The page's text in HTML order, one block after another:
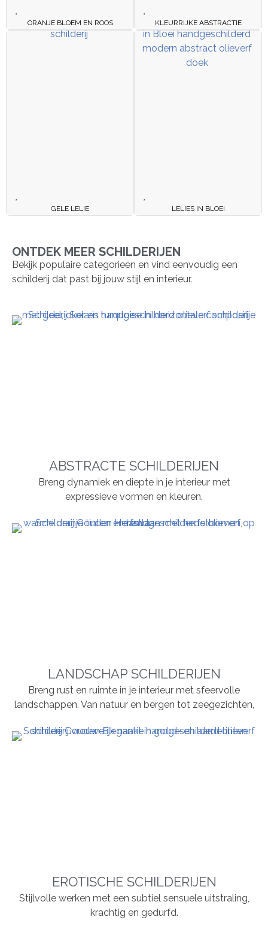
ORANJE BLOEM EN ROOS KLEURRIJKE ABSTRACTIE
GELE LELIE LELIES IN BLOEI
ONTDEK MEER SCHILDERIJEN
Bekijk populaire categorieën en vind eenvoudig een
schilderij dat past bij jouw stijl en interieur.
ABSTRACTE SCHILDERIJEN
Breng dynamiek en diepte in je interieur met
expressieve vormen en kleuren.
LANDSCHAP SCHILDERIJEN
Breng rust en ruimte in je interieur met sfeervolle
landschappen. Van natuur en bergen tot zeegezichten,
EROTISCHE SCHILDERIJEN
Stijlvolle werken met een subtiel sensuele uitstraling,
krachtig en gedurfd.